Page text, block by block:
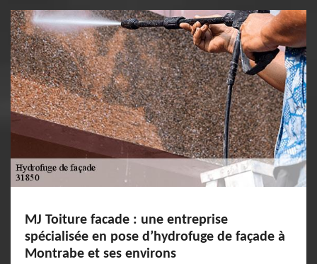
MJ Toiture facade : une entreprise
spécialisée en pose d’hydrofuge de façade à
Montrabe et ses environs